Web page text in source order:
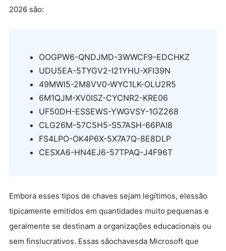
2026 são:
OOGPW6-QNDJMD-3WWCF9-EDCHKZ
UDU5EA-5TYGV2-I21YHU-XFI39N
49MWI5-2M8VV0-WYC1LK-OLU2R5
6M1QJM-XV0ISZ-CYCNR2-KRE06
UF50DH-ESSEWS-YWGVSY-1GZ268
CLG26M-57C5H5-S57ASH-66PAI8
FS4LPO-OK4P6X-5X7A7Q-8E8DLP
CESXA6-HN4EJ6-57TPAQ-J4F96T
Embora esses tipos de chaves sejam legítimos, elessão
tipicamente emitidos em quantidades muito pequenas e
geralmente se destinam a organizações educacionais ou
sem finslucrativos. Essas sãochavesda Microsoft que